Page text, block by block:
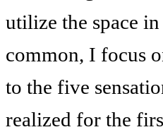
utilize the space
common, I focus
to the five
realized for the